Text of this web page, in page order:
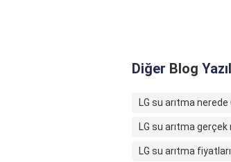
Diğer Blog
LG su arıtma
LG su arıtma gerçek
LG su arıtma